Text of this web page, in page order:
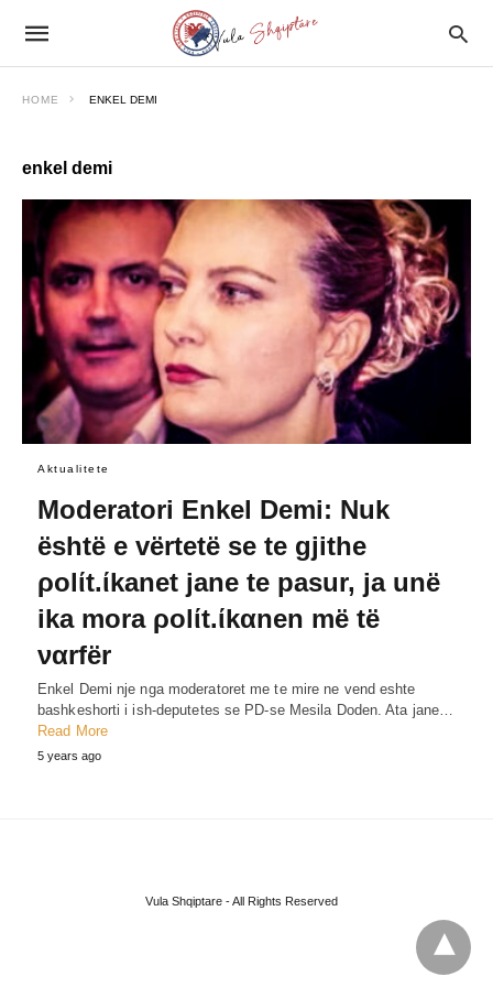
HOME ENKEL DEMI
enkel demi
Aktualitete
Moderatori Enkel Demi: Nuk
është e vërtetë se te gjithe
ρolίt.ίkanet jane te pasur, ja unë
ika mora ρolίt.ίkαnen më të
ναrfër
Enkel Demi nje nga moderatoret me te mire ne vend eshte
bashkeshorti i ish-deputetes se PD-se Mesila Doden. Ata jane…
Read More
5 years ago
Vula Shqiptare - All Rights Reserved